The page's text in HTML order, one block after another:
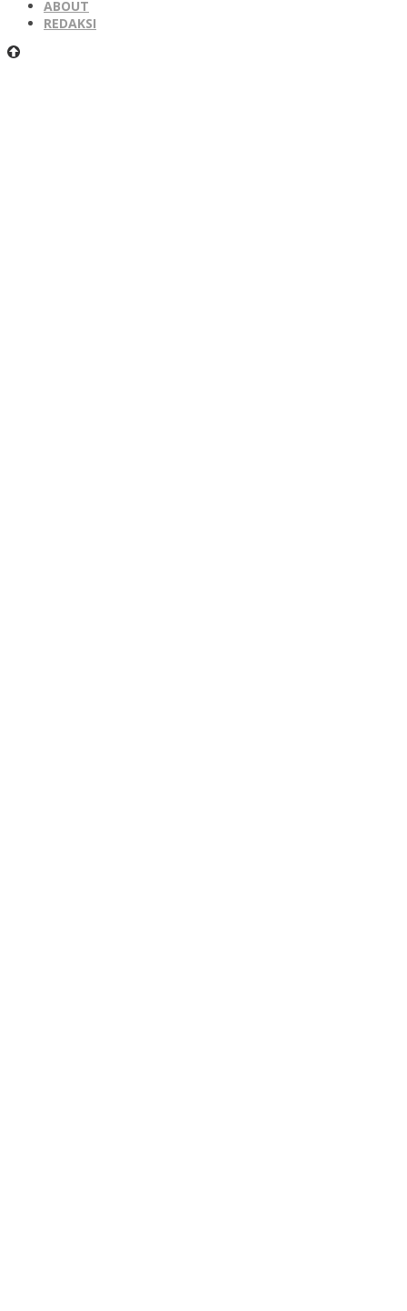
ABOUT
REDAKSI